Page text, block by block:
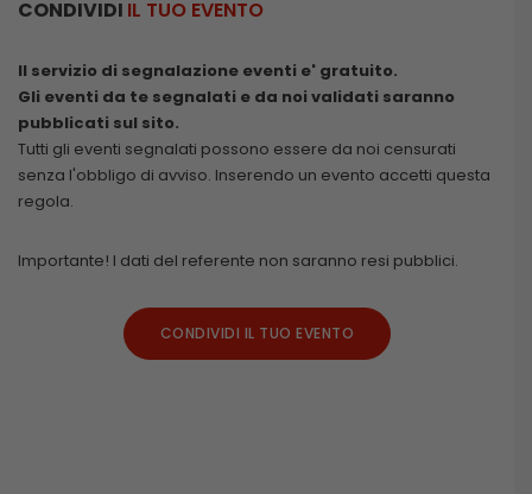
CONDIVIDI IL TUO EVENTO
Il servizio di segnalazione eventi e' gratuito.
Gli eventi da te segnalati e da noi validati saranno
pubblicati sul sito.
Tutti gli eventi segnalati possono essere da noi censurati
senza l'obbligo di avviso. Inserendo un evento accetti questa
regola.
Importante! I dati del referente non saranno resi pubblici.
CONDIVIDI IL TUO EVENTO